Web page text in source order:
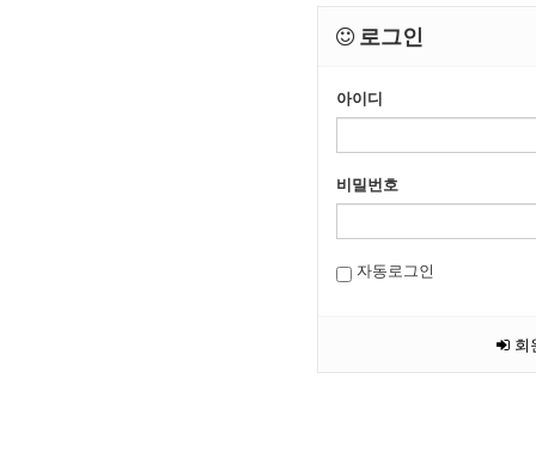
로그인
아이디
비밀번호
자동로그인
회